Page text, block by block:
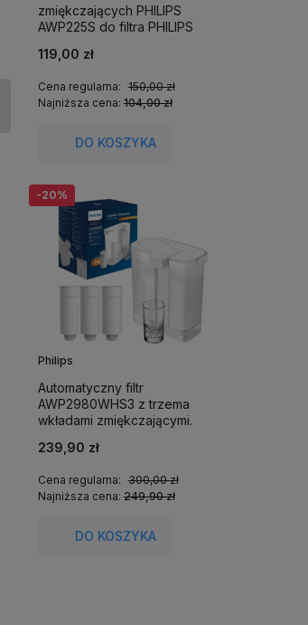
zmiękczających PHILIPS
AWP225S do filtra PHILIPS
119,00 zł
Cena regularna: 150,00 zł
Najniższa cena:104,00 zł
DO KOSZYKA
Philips
Automatyczny filtr
AWP2980WHS3 z trzema
wkładami zmiękczającymi.
239,90 zł
Cena regularna: 300,00 zł
Najniższa cena:249,90 zł
DO KOSZYKA
-20%